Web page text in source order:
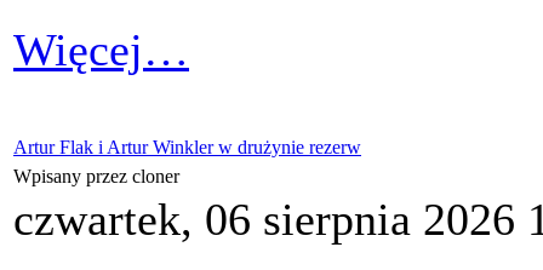
Więcej…
Artur Flak i Artur Winkler w drużynie rezerw
Wpisany przez cloner
czwartek, 06 sierpnia 2026